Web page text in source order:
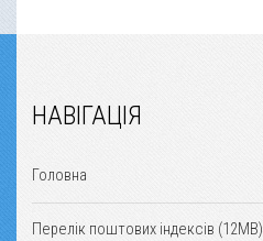
НАВІГАЦІЯ
Головна
Перелік поштових індексів (12MB)